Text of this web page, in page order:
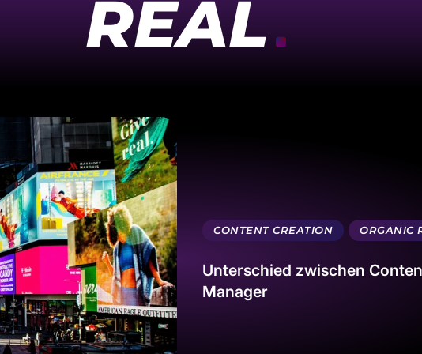
REAL.
CONTENT CREATION ORGANIC
Unterschied zwischen
Manager